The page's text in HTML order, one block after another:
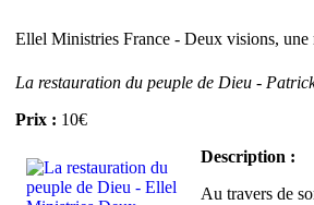
Ellel Ministries France - Deux visions, une
La restauration du peuple de Dieu -
Prix : 10€
Description :
Au travers de